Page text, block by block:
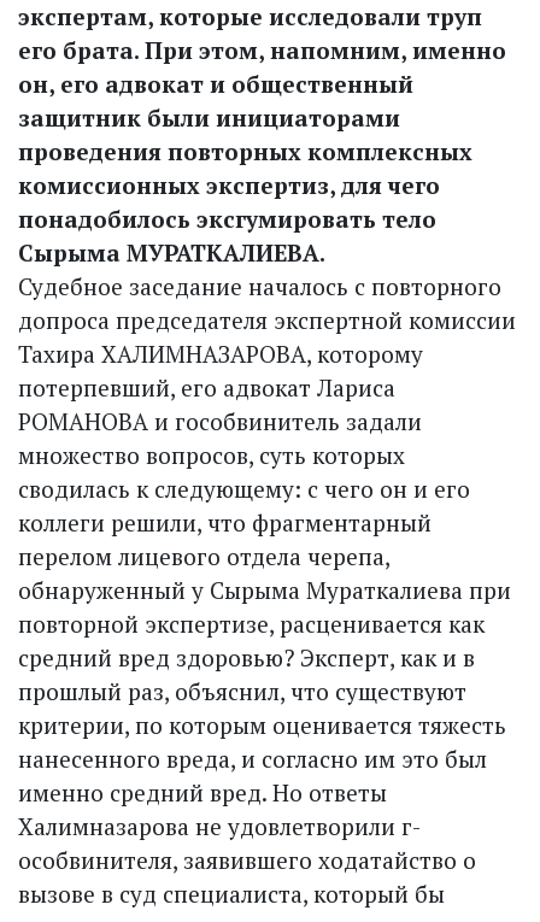
экспертам, которые исследовали труп
его брата. При этом, напомним, именно
он, его адвокат и общественный
защитник были инициаторами
проведения повторных комплексных
комиссионных экспертиз, для чего
понадобилось эксгумировать тело
Сырыма МУРАТКАЛИЕВА.
Судебное заседание началось с повторного
допроса председателя экспертной комиссии
Тахира ХАЛИМНАЗАРОВА, которому
потерпевший, его адвокат Лариса
РОМАНОВА и гособвинитель задали
множество вопросов, суть которых
сводилась к следующему: с чего он и его
коллеги решили, что фрагментарный
перелом лицевого отдела черепа,
обнаруженный у Сырыма Мураткалиева при
повторной экспертизе, расценивается как
средний вред здоровью? Эксперт, как и в
прошлый раз, объяснил, что существуют
критерии, по которым оценивается тяжесть
нанесенного вреда, и согласно им это был
именно средний вред. Но ответы
Халимназарова не удовлетворили г­
особвинителя, заявившего ходатайство о
вызове в суд специа­листа, который бы